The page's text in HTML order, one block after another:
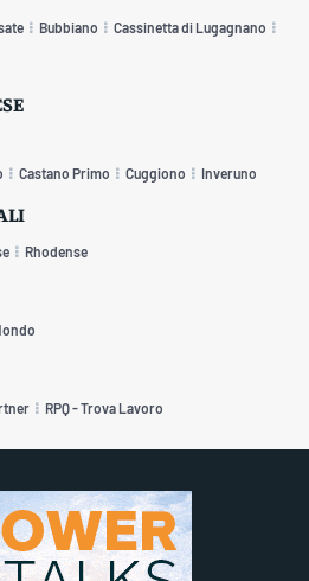
Bubbiano Cassinetta di Lugagnano
Castano Primo Cuggiono Inveruno
Rhodense
RPQ - Trova Lavoro